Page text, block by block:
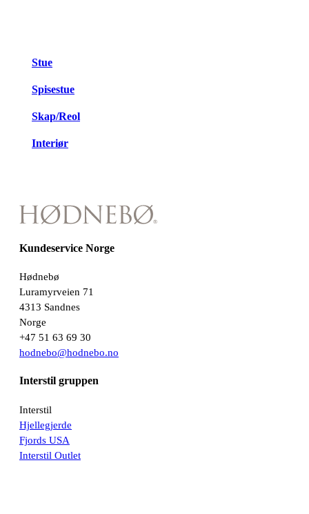
Stue
Spisestue
Skap/Reol
Interiør
Kundeservice Norge
Hødnebø
Luramyrveien 71
4313 Sandnes
Norge
+47 51 63 69 30
hodnebo@hodnebo.no
Interstil gruppen
Interstil
Hjellegjerde
Fjords USA
Interstil Outlet